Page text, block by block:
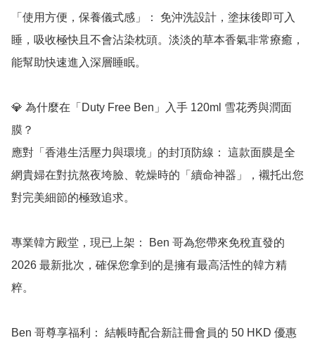
「使用方便，保養儀式感」： 免沖洗設計，塗抹後即可入
睡，吸收極快且不會沾染枕頭。淡淡的草本香氣非常療癒，
能幫助快速進入深層睡眠。
💎 為什麼在「Duty Free Ben」入手 120ml 雪花秀與潤面
膜？
應對「香港生活壓力與環境」的封頂防線： 這款面膜是全
網貴婦在對抗熬夜垮臉、乾燥時的「續命神器」，襯托出您
對完美細節的極致追求。
專業韓方殿堂，現已上架： Ben 哥為您帶來免稅直發的
2026 最新批次，確保您拿到的是擁有最高活性的韓方精
粹。
Ben 哥尊享福利： 結帳時配合新註冊會員的 50 HKD 優惠